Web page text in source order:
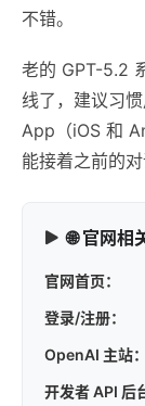
不错。
老的 GPT-5.2
线了，建议习
App（iOS 和
能接着之前的对
🌐 官网相
官网首页：
登录/注册：
OpenAI 主站：
开发者 API 后